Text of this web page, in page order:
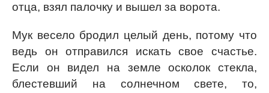
отца, взял палочку и вышел за ворота.
Мук весело бродил целый день, потому что
ведь он отправился искать свое счастье.
Если он видел на земле осколок стекла,
блестевший на солнечном свете, то,